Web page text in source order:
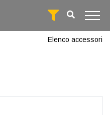
Elenco accessori